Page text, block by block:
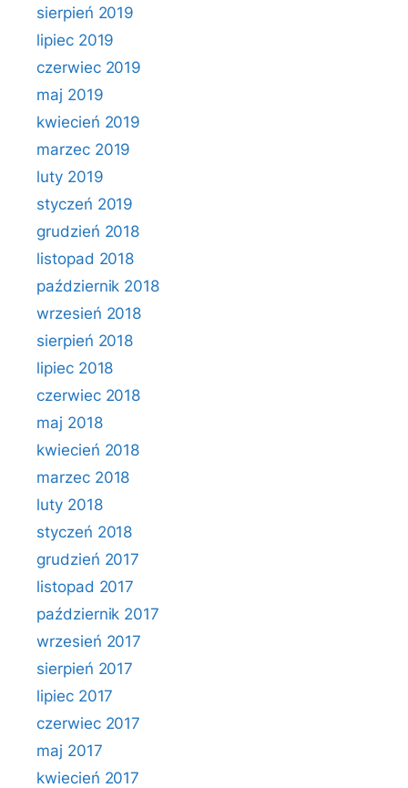
sierpień 2019
lipiec 2019
czerwiec 2019
maj 2019
kwiecień 2019
marzec 2019
luty 2019
styczeń 2019
grudzień 2018
listopad 2018
październik 2018
wrzesień 2018
sierpień 2018
lipiec 2018
czerwiec 2018
maj 2018
kwiecień 2018
marzec 2018
luty 2018
styczeń 2018
grudzień 2017
listopad 2017
październik 2017
wrzesień 2017
sierpień 2017
lipiec 2017
czerwiec 2017
maj 2017
kwiecień 2017